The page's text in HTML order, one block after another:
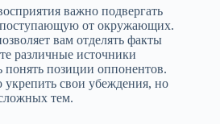
важно подвергать
от окружающих.
вам отделять факты
различные источники
понять позиции оппонентов.
свои убеждения, но
тем.